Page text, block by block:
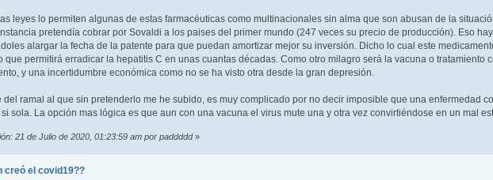
leyes lo permiten algunas de estas farmacéuticas como multinacionales sin alma que son abusan de la
pretendía cobrar por Sovaldi a los paises del primer mundo (247 veces su precio de producción). Eso
alargar la fecha de la patente para que puedan amortizar mejor su inversión. Dicho lo cual este
que permitirá erradicar la hepatitis C en unas cuantas décadas. Como otro milagro será la vacuna o tratamiento
y una incertidumbre económica como no se ha visto otra desde la gran depresión.
del ramal al que sin pretenderlo me he subido, es muy complicado por no decir imposible que una enfermedad
sola. La opción mas lógica es que aun con una vacuna el virus mute una y otra vez convirtiéndose en un mal
21 de Julio de 2020, 01:23:59 am por paddddd»
creó el covid19??